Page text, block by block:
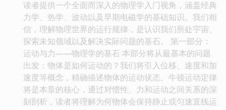
读者提供一个全面而深入的物理学入门视角，涵盖经典
力学、热学、波动以及早期电磁学的基础知识。我们相
信，理解物理世界的运行规律，是认识我们所处宇宙、
探索未知领域以及解决实际问题的基石。 第一部分：
运动与力——物理学的基石 本部分将从最基本的问题
出发：物体是如何运动的？我们将引入位移、速度和加
速度等概念，精确描述物体的运动状态。牛顿运动定律
将是本章的核心，通过对惯性、力和运动之间关系的深
刻剖析，读者将理解为何物体会保持静止或匀速直线运